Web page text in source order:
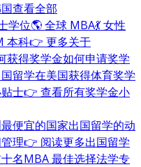
查看全部
学位🌎 全球 MBA💃 女性
本科👉 更多关于
获得奖学金如何申请奖学
留学在美国获得体育奖学
士👉 查看所有奖学金小
便宜的国家出国留学的动
理👉 阅读更多出国留学
名MBA 最佳选择法学专